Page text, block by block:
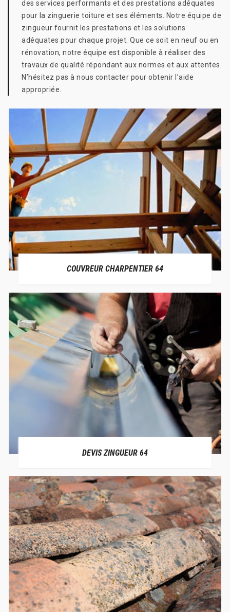
des services performants et des prestations adéquates
pour la zinguerie toiture et ses éléments. Notre équipe de
zingueur fournit les prestations et les solutions
adéquates pour chaque projet. Que ce soit en neuf ou en
rénovation, notre équipe est disponible à réaliser des
travaux de qualité répondant aux normes et aux attentes.
N’hésitez pas à nous contacter pour obtenir l’aide
appropriée.
COUVREUR CHARPENTIER 64
DEVIS ZINGUEUR 64